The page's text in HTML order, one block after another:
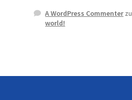
A WordPress Commenterzu
world!